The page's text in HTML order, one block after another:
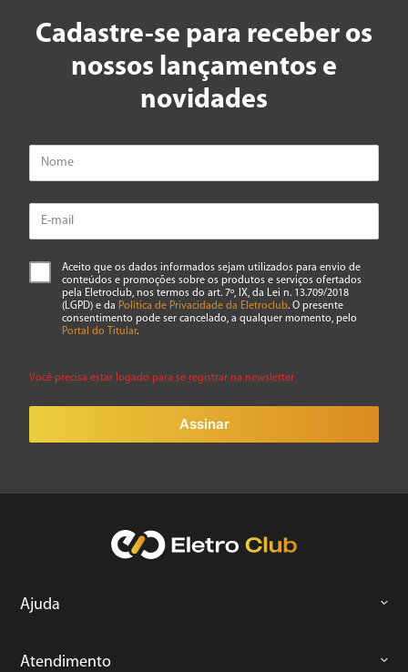
Cadastre-se para receber os
nossos lançamentos e
novidades
Aceito que os dados informados sejam utilizados para envio de
conteúdos e promoções sobre os produtos e serviços ofertados
pela Eletroclub, nos termos do art. 7º, IX, da Lei n. 13.709/2018
(LGPD) e da Política de Privacidade da Eletroclub. O presente
consentimento pode ser cancelado, a qualquer momento, pelo
Portal do Titular.
Você precisa estar logado para se registrar na newsletter
Assinar
Ajuda
Atendimento